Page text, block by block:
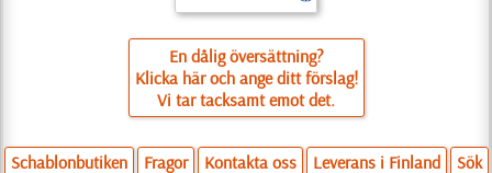
En dålig översättning?
Klicka här och ange ditt förslag!
Vi tar tacksamt emot det.
Schablonbutiken Fragor Kontakta oss Leverans i Finland Sök